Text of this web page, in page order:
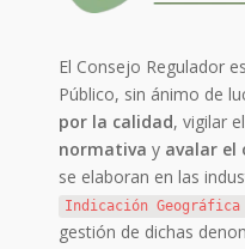
El Consejo Regulador
Público, sin ánimo de
por la calidad, vigilar el
normativa y avalar el
se elaboran en las
Indicación
gestión de dichas